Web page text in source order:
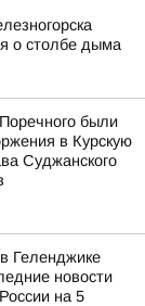
о столбе дыма
были
в Курскую
Суджанского
Геленджике
новости
на 5